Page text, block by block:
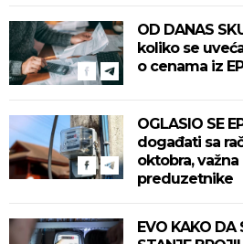
OD DANAS
koliko se
o cenama iz
OGLASIO SE
događati sa
oktobra,
preduzetnike
EVO KAKO DA